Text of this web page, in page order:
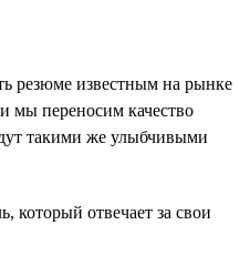
резюме известным на рынке
мы переносим качество
такими же улыбчивыми
отвечает за свои